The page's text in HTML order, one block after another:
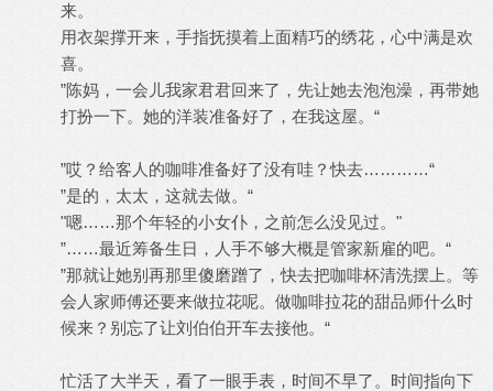
来。
用衣架撑开来，手指抚摸着上面精巧的绣花，心中满是欢
喜。
”陈妈，一会儿我家君君回来了，先让她去泡泡澡，再带她
打扮一下。她的洋装准备好了，在我这屋。“
”哎？给客人的咖啡准备好了没有哇？快去…………“
”是的，太太，这就去做。“
"嗯……那个年轻的小女仆，之前怎么没见过。"
”……最近筹备生日，人手不够大概是管家新雇的吧。“
”那就让她别再那里傻磨蹭了，快去把咖啡杯清洗摆上。等
会人家师傅还要来做拉花呢。做咖啡拉花的甜品师什么时
候来？别忘了让刘伯伯开车去接他。“
忙活了大半天，看了一眼手表，时间不早了。时间指向下